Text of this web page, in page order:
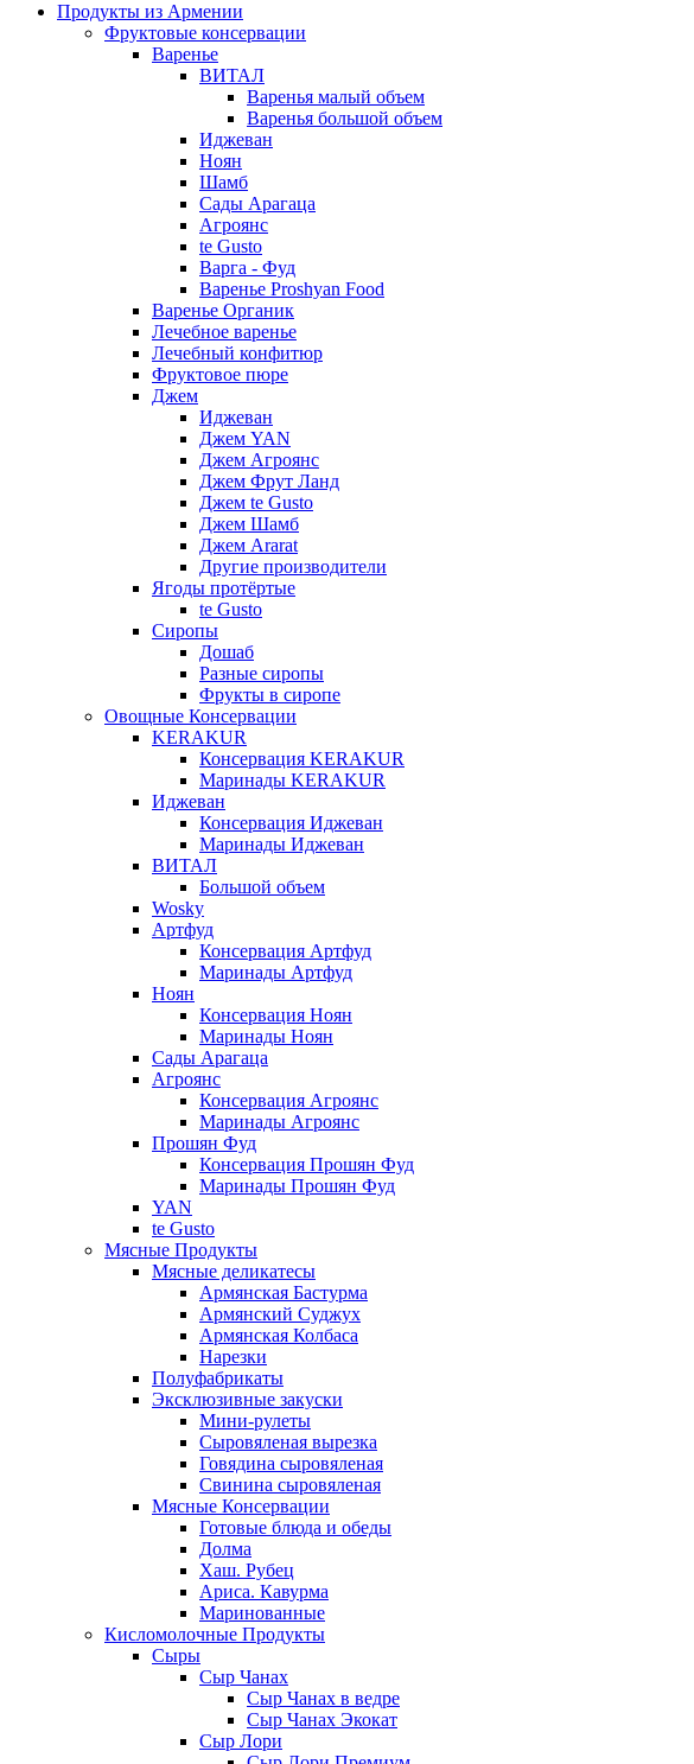
Продукты из Армении
Фруктовые консервации
Варенье
ВИТАЛ
Варенья малый объем
Варенья большой объем
Иджеван
Ноян
Шамб
Сады Арагаца
Агроянс
te Gusto
Варга - Фуд
Варенье Proshyan Food
Варенье Органик
Лечебное варенье
Лечебный конфитюр
Фруктовое пюре
Джем
Иджеван
Джем YAN
Джем Агроянс
Джем Фрут Ланд
Джем te Gusto
Джем Шамб
Джем Ararat
Другие производители
Ягоды протёртые
te Gusto
Сиропы
Дошаб
Разные сиропы
Фрукты в сиропе
Овощные Консервации
KERAKUR
Консервация KERAKUR
Маринады KERAKUR
Иджеван
Консервация Иджеван
Маринады Иджеван
ВИТАЛ
Большой объем
Wosky
Артфуд
Консервация Артфуд
Маринады Артфуд
Ноян
Консервация Ноян
Маринады Ноян
Сады Арагаца
Агроянс
Консервация Агроянс
Маринады Агроянс
Прошян Фуд
Консервация Прошян Фуд
Маринады Прошян Фуд
YAN
te Gusto
Мясные Продукты
Мясные деликатесы
Армянская Бастурма
Армянский Суджух
Армянская Колбаса
Нарезки
Полуфабрикаты
Эксклюзивные закуски
Мини-рулеты
Сыровяленая вырезка
Говядина сыровяленая
Свинина сыровяленая
Мясные Консервации
Готовые блюда и обеды
Долма
Хаш. Рубец
Ариса. Кавурма
Маринованные
Кисломолочные Продукты
Сыры
Сыр Чанах
Сыр Чанах в ведре
Сыр Чанах Экокат
Сыр Лори